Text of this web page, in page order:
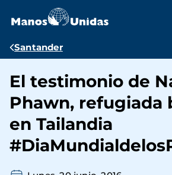
contenido
Ruta
navegación
Santander
El testimonio de
Phawn, refugiada
en Tailandia